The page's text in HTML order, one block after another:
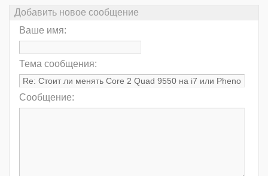
Добавить новое сообщение
Ваше имя:
Тема сообщения:
Сообщение: